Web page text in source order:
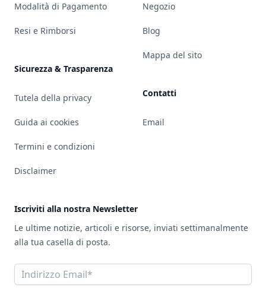
Modalità di Pagamento
Resi e Rimborsi
Sicurezza & Trasparenza
Tutela della privacy
Guida ai cookies
Termini e condizioni
Disclaimer
Negozio
Blog
Mappa del sito
Contatti
Email
Iscriviti alla nostra Newsletter
Le ultime notizie, articoli e risorse, inviati settimanalmente
alla tua casella di posta.
Indirizzo Email